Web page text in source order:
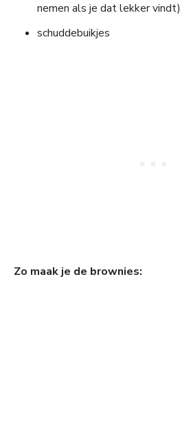
nemen als je dat lekker vindt)
schuddebuikjes
Zo maak je de brownies: